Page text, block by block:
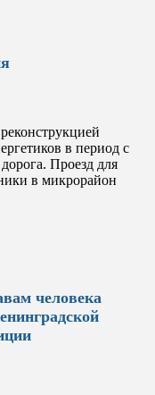
в период с
Проезд для
в микрорайон
человека